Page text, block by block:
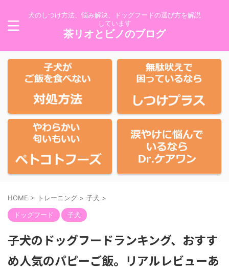
犬のしつけ方法、悩み解決、ドッグフードの選び方を解説
しています
茶リオとビノのブログ
HOME > トレーニング > 子犬 >
ドッグフード 子犬
子犬のドッグフードランキング、おすす
め人気のパピーご飯。リアルレビューあ